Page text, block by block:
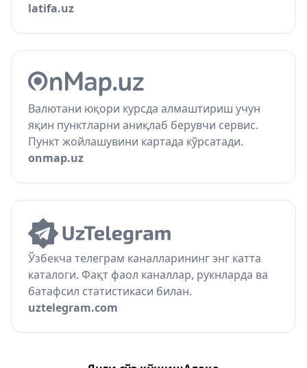
latifa.uz
Валютани юқори курсда алмаштириш учун
яқин пунктларни аниқлаб берувчи сервис.
Пункт жойлашувини картада кўрсатади.
onmap.uz
Ўзбекча телеграм каналларининг энг катта
каталоги. Фақт фаол каналлар, рукнларда ва
батафсил статистикаси билан.
uztelegram.com